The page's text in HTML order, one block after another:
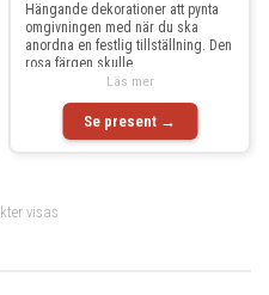
Hängande dekorationer att pynta
omgivningen med när du ska
anordna en festlig tillställning. Den
rosa färgen skulle
Se present →
Läs mer
visas